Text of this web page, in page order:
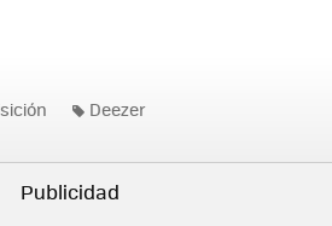
Deezer